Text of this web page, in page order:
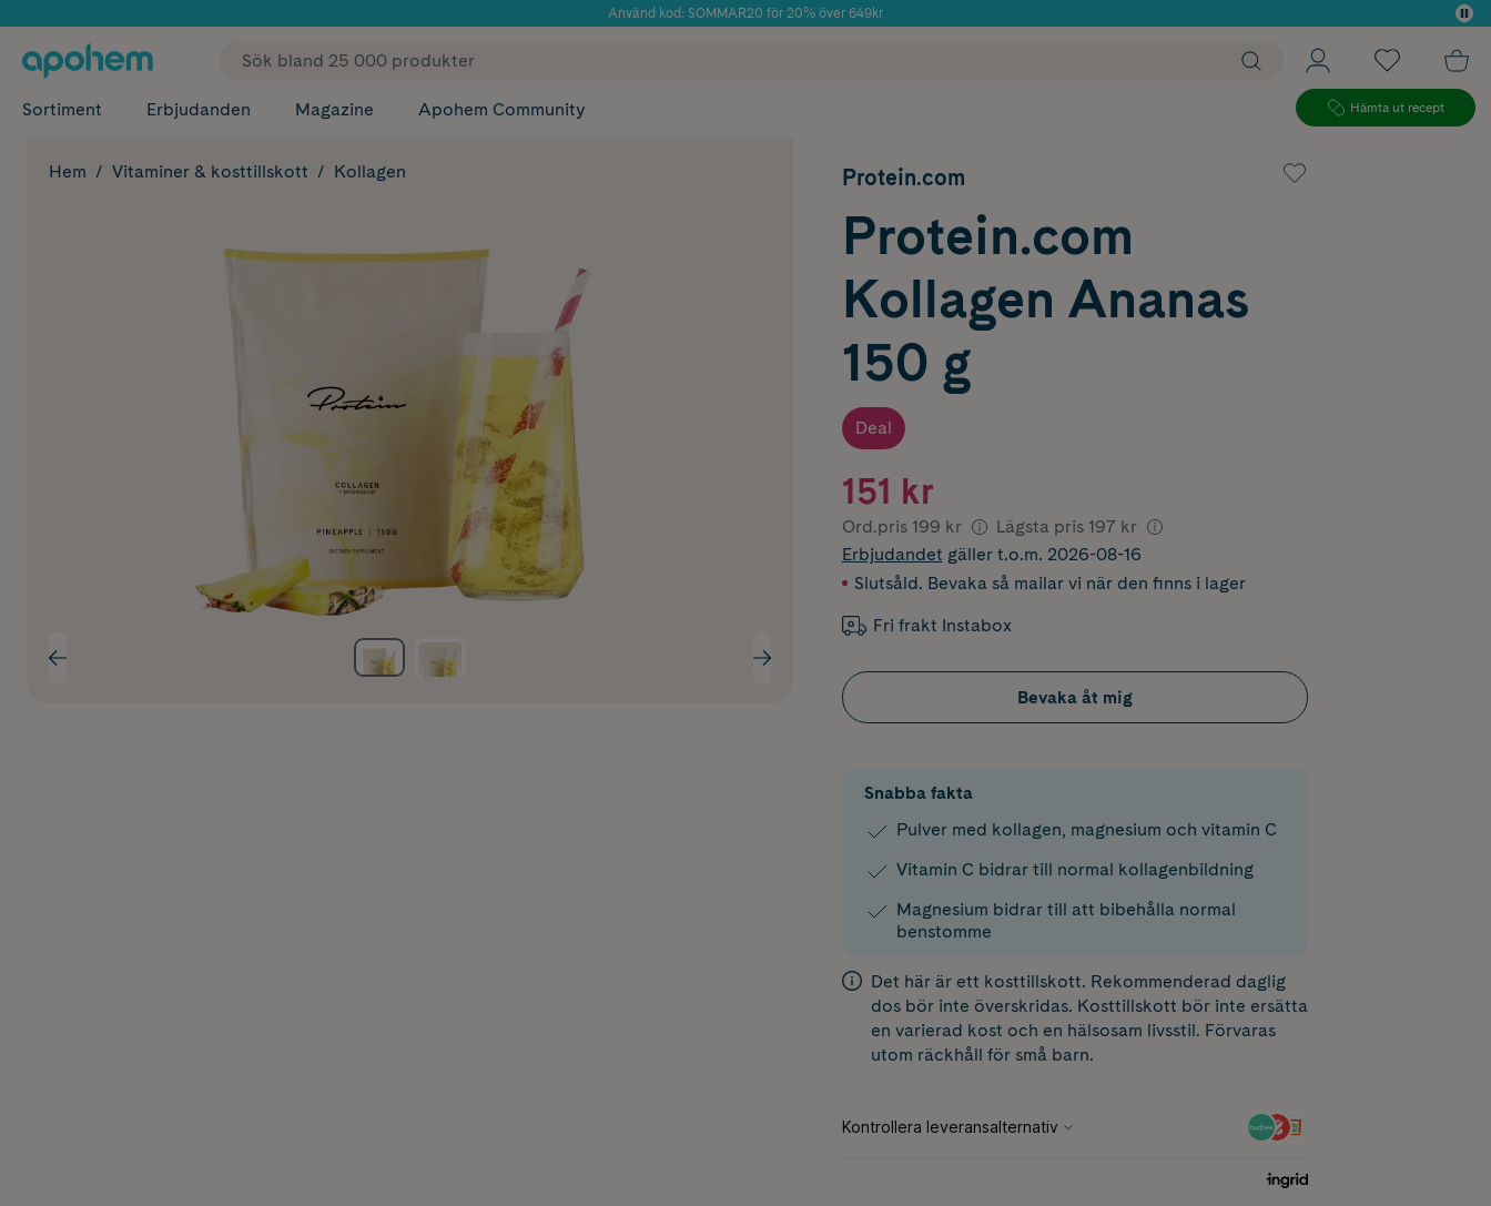
Använd kod: SOMMAR20 för 20% över 649kr
✓ Fri frakt
Sortiment Erbjudanden Magazine Apohem Community Hämta ut recept
Hem Vitaminer & kosttillskott Kollagen Protein.com
Protein.com
Kollagen Ananas
150 g
Deal
151 kr
Ord.pris 199 kr Lägsta pris 197 kr
Erbjudandet gäller t.o.m. 2026-08-16
Slutsåld. Bevaka så mailar vi när den finns i lager
Fri frakt Instabox
Bevaka åt mig
Snabba fakta
Pulver med kollagen, magnesium och vitamin C
Vitamin C bidrar till normal kollagenbildning
Magnesium bidrar till att bibehålla normal
benstomme
Det här är ett kosttillskott. Rekommenderad daglig
dos bör inte överskridas. Kosttillskott bör inte ersätta
en varierad kost och en hälsosam livsstil. Förvaras
utom räckhåll för små barn.